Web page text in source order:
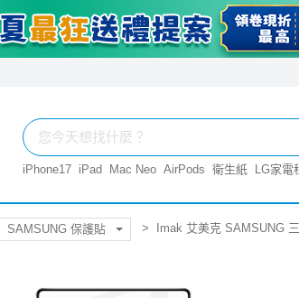
iPhone17 iPad Mac Neo AirPods 衛生紙 LG家電
SAMSUNG 保護貼 Imak 艾美克 SAMSUNG